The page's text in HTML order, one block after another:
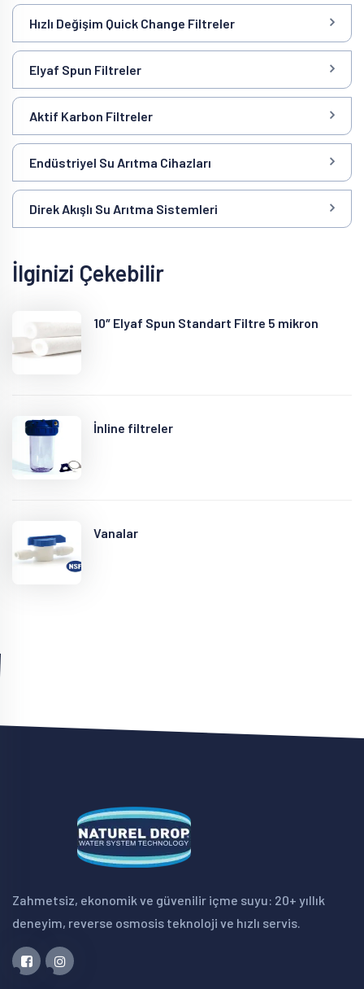
Hızlı Değişim Quick Change Filtreler
Elyaf Spun Filtreler
Aktif Karbon Filtreler
Endüstriyel Su Arıtma Cihazları
Direk Akışlı Su Arıtma Sistemleri
İlginizi Çekebilir
10″ Elyaf Spun Standart Filtre 5 mikron
İnline filtreler
Vanalar
Zahmetsiz, ekonomik ve güvenilir içme suyu: 20+ yıllık
deneyim, reverse osmosis teknoloji ve hızlı servis.